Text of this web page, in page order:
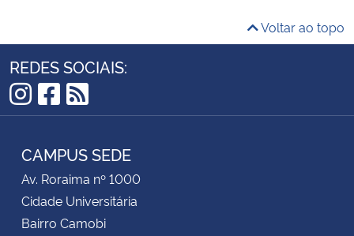
Voltar ao topo
REDES SOCIAIS:
Instagram
Facebook
RSS
CAMPUS SEDE
Av. Roraima nº 1000
Cidade Universitária
Bairro Camobi